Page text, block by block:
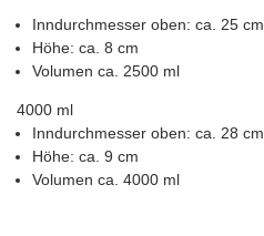
Inndurchmesser oben: ca. 25 cm
Höhe: ca. 8 cm
Volumen ca. 2500 ml
4000 ml
Inndurchmesser oben: ca. 28 cm
Höhe: ca. 9 cm
Volumen ca. 4000 ml